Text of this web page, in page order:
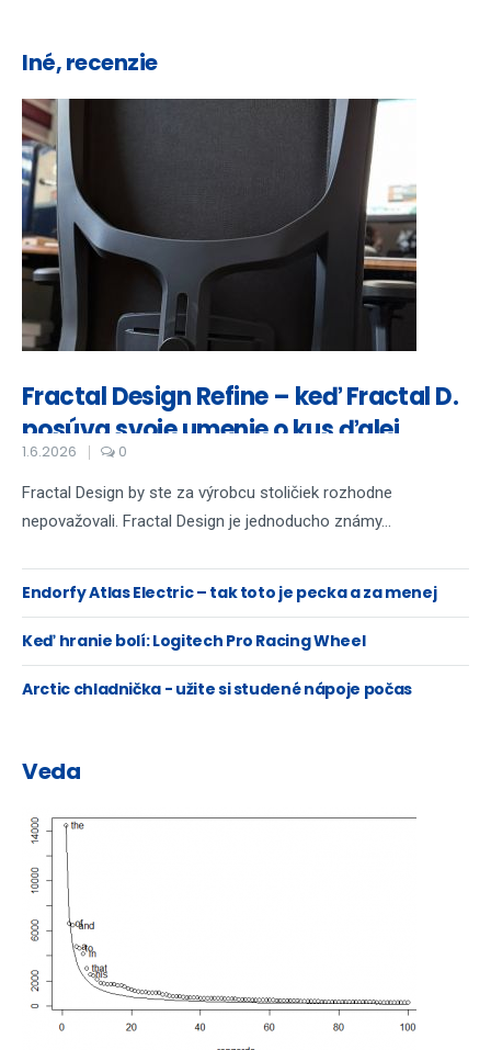
Iné, recenzie
Fractal Design Refine – keď Fractal D.
posúva svoje umenie o kus ďalej
1.6.2026 0
Fractal Design by ste za výrobcu stoličiek rozhodne
nepovažovali. Fractal Design je jednoducho známy...
Endorfy Atlas Electric – tak toto je pecka a za menej
ako 400 Eur!
Keď hranie bolí: Logitech Pro Racing Wheel
Arctic chladnička - užite si studené nápoje počas
Veda